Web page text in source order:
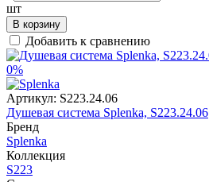
шт
В корзину
Добавить к сравнению
0%
Артикул: S223.24.06
Душевая система Splenka, S223.24.06
Бренд
Splenka
Коллекция
S223